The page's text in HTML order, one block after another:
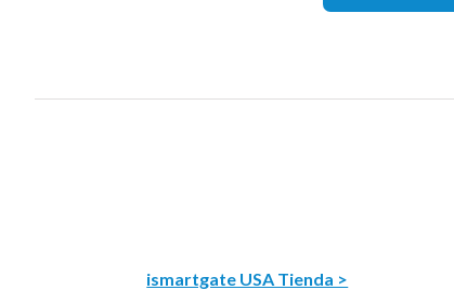
ismartgate USA Tienda >